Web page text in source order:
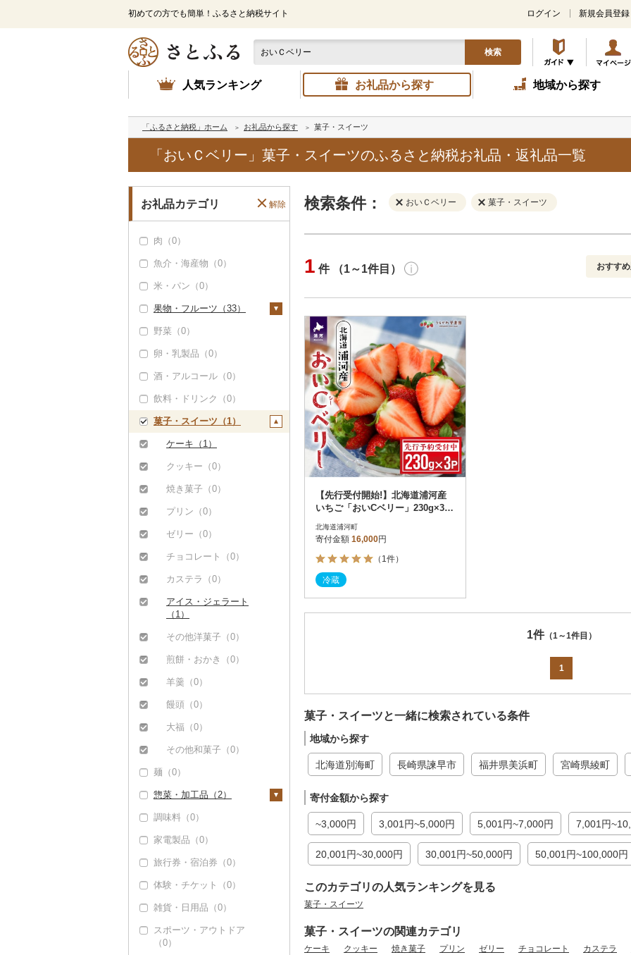
初めての方でも簡単！ふるさと納税サイト ログイン 新規会員登録
検索
人気ランキング お礼品から探す 地域から探す
「ふるさと納税」ホーム お礼品から探す 菓子・スイーツ
「おいＣベリー」菓子・スイーツのふるさと納税お礼品・返礼品一覧
お礼品カテゴリ 解除
肉（0）
魚介・海産物（0）
米・パン（0）
果物・フルーツ（33）
ぶどう・マスカット
もも（0）
メロン（0）
ドライフルーツ（0）
その他果物（0）
野菜（0）
卵・乳製品（0）
酒・アルコール（0）
飲料・ドリンク（0）
菓子・スイーツ（1）
ケーキ（1）
クッキー（0）
焼き菓子（0）
プリン（0）
ゼリー（0）
チョコレート（0）
カステラ（0）
アイス・ジェラート
（1）
その他洋菓子（0）
煎餅・おかき（0）
羊羹（0）
饅頭（0）
大福（0）
その他和菓子（0）
麺（0）
惣菜・加工品（2）
惣菜（0）
カレー・シチュー
スープ（0）
調味料（0）
家電製品（0）
旅行券・宿泊券（0）
体験・チケット（0）
雑貨・日用品（0）
スポーツ・アウトドア
（0）
検索条件： おいＣベリー 菓子・スイーツ
円
決済方法 解除
PayPay
クレジットカード決済
Amazon Pay
楽天ペイ
メルペイ
コンビニ支払い
ソフトバンクまとめて支払い
d払い
金融機関(Pay-easy決済)
解除
1 件 （1～1件目） おすす
【先行受付開始!】北海道浦河産
いちご「おいCベリー」230g×3P
[13-1127]
北海道浦河町
寄付金額 16,000円
（1件）
冷蔵
1件（1～1件目）
1
菓子・スイーツと一緒に検索されている条件
地域から探す
北海道別海町 長崎県諫早市 福井県美浜町 宮崎県綾町
寄付金額から探す
~3,000円 3,001円~5,000円 5,001円~7,000円 7,001円
20,001円~30,000円 30,001円~50,000円 50,001円~100,000円
このカテゴリの人気ランキングを見る
菓子・スイーツ
菓子・スイーツの関連カテゴリ
ケーキ クッキー 焼き菓子 プリン ゼリー チョコレート カステラ